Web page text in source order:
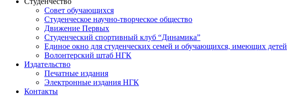
Совет обучающихся
Студенческое научно-творческое общество
Движение Первых
Студенческий спортивный клуб “Динамика”
Единое окно для студенческих семей и обучающихся, имеющих детей
Волонтерский штаб НГК
Издательство
Печатные издания
Электронные издания НГК
Контакты